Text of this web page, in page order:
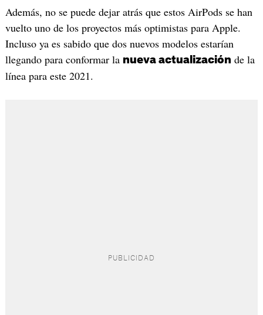
Además, no se puede dejar atrás que estos AirPods se han
vuelto uno de los proyectos más optimistas para Apple.
Incluso ya es sabido que dos nuevos modelos estarían
llegando para conformar la nueva actualización de la
línea para este 2021.